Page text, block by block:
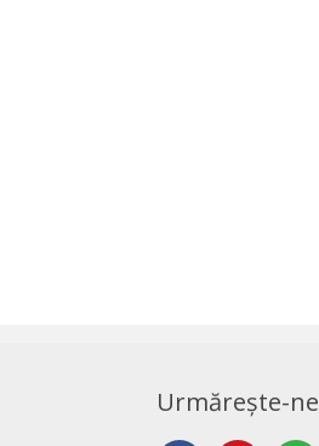
Urmărește-ne